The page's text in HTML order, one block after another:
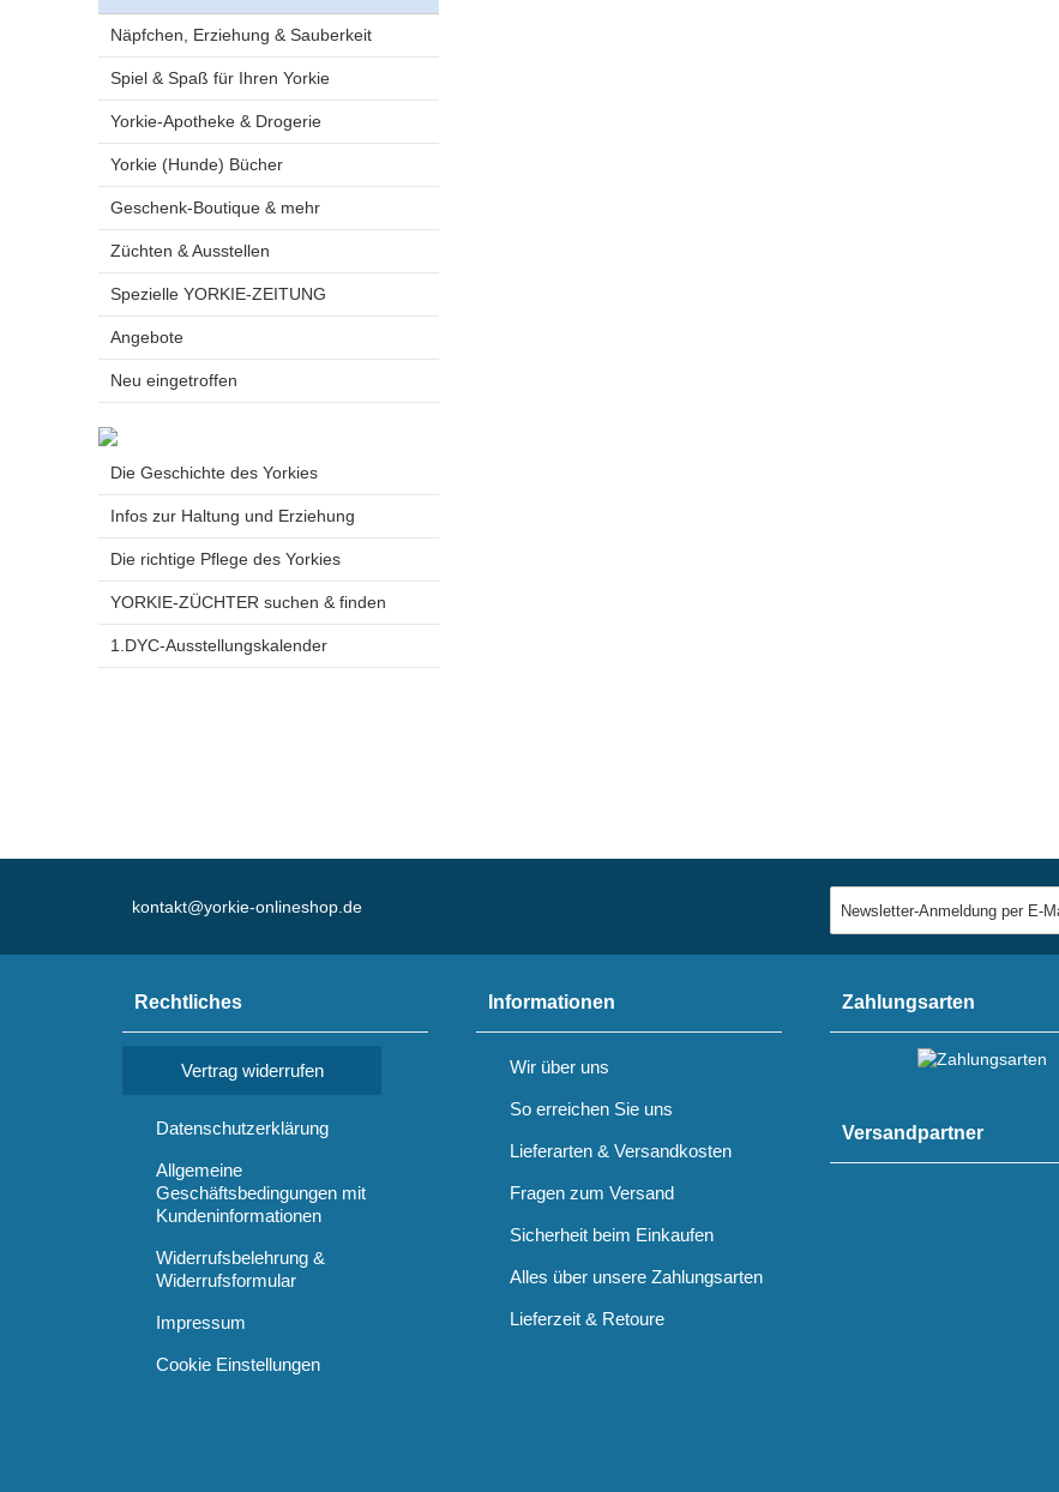
Näpfchen, Erziehung & Sauberkeit
Spiel & Spaß für Ihren Yorkie
Yorkie-Apotheke & Drogerie
Yorkie (Hunde) Bücher
Geschenk-Boutique & mehr
Züchten & Ausstellen
Spezielle YORKIE-ZEITUNG
Angebote
Neu eingetroffen
Die Geschichte des Yorkies
Infos zur Haltung und Erziehung
Die richtige Pflege des Yorkies
YORKIE-ZÜCHTER suchen & finden
1.DYC-Ausstellungskalender
kontakt@yorkie-onlineshop.de
Rechtliches
Vertrag widerrufen
Datenschutzerklärung
Allgemeine
Geschäftsbedingungen mit
Kundeninformationen
Widerrufsbelehrung &
Widerrufsformular
Impressum
Cookie Einstellungen
Informationen
Wir über uns
So erreichen Sie uns
Lieferarten & Versandkosten
Fragen zum Versand
Sicherheit beim Einkaufen
Alles über unsere Zahlungsarten
Lieferzeit & Retoure
Zahlungsarten
Versandpartner